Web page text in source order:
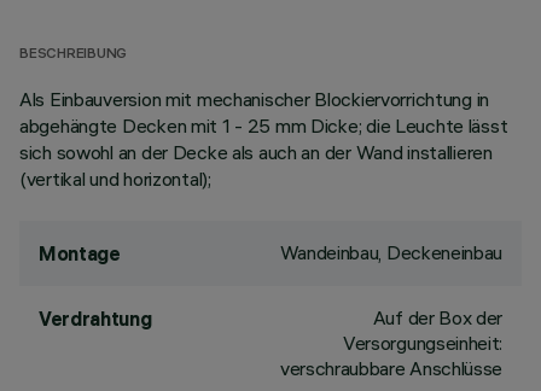
BESCHREIBUNG
Als Einbauversion mit mechanischer Blockiervorrichtung in
abgehängte Decken mit 1 - 25 mm Dicke; die Leuchte lässt
sich sowohl an der Decke als auch an der Wand installieren
(vertikal und horizontal);
Montage Wandeinbau, Deckeneinbau
Verdrahtung
Auf der Box der
Versorgungseinheit:
verschraubbare Anschlüsse